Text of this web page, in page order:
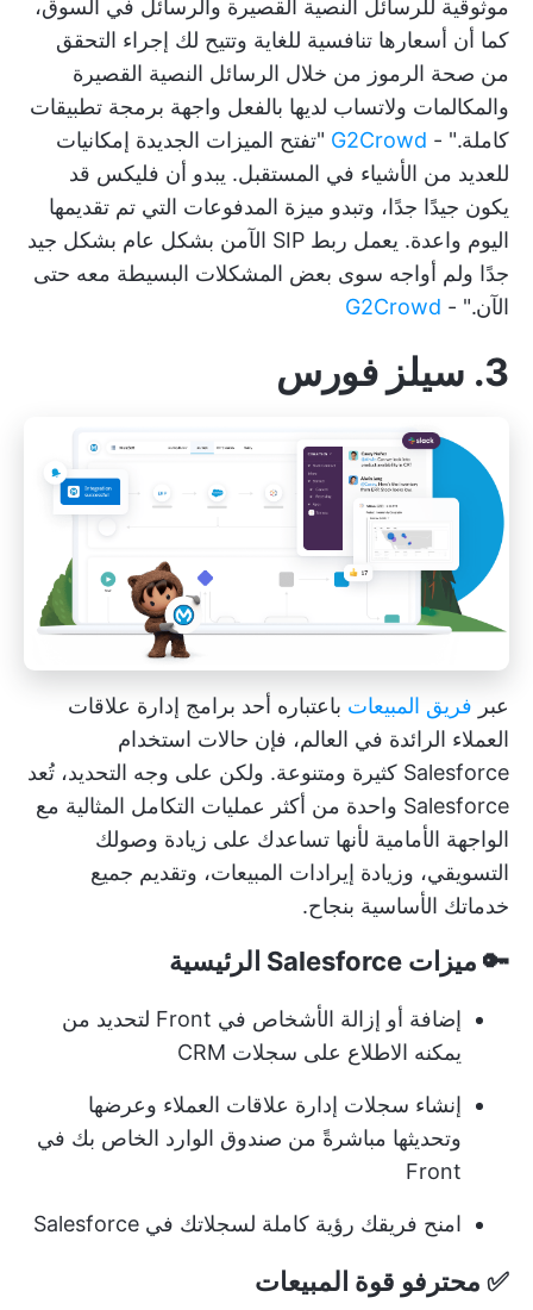
موثوقية للرسائل النصية القصيرة والرسائل في السوق،
كما أن أسعارها تنافسية للغاية وتتيح لك إجراء التحقق
من صحة الرموز من خلال الرسائل النصية القصيرة
والمكالمات ولاتساب لديها بالفعل واجهة برمجة تطبيقات
كاملة." - G2Crowd "تفتح الميزات الجديدة إمكانيات
للعديد من الأشياء في المستقبل. يبدو أن فليكس قد
يكون جيدًا جدًا، وتبدو ميزة المدفوعات التي تم تقديمها
اليوم واعدة. يعمل ربط SIP الآمن بشكل عام بشكل جيد
جدًا ولم أواجه سوى بعض المشكلات البسيطة معه حتى
الآن." - G2Crowd
3. سيلز فورس
عبر فريق المبيعات باعتباره أحد برامج إدارة علاقات
العملاء الرائدة في العالم، فإن حالات استخدام
Salesforce كثيرة ومتنوعة. ولكن على وجه التحديد، تُعد
Salesforce واحدة من أكثر عمليات التكامل المثالية مع
الواجهة الأمامية لأنها تساعدك على زيادة وصولك
التسويقي، وزيادة إيرادات المبيعات، وتقديم جميع
خدماتك الأساسية بنجاح.
🔑 ميزات Salesforce الرئيسية
إضافة أو إزالة الأشخاص في Front لتحديد من
يمكنه الاطلاع على سجلات CRM
إنشاء سجلات إدارة علاقات العملاء وعرضها
وتحديثها مباشرةً من صندوق الوارد الخاص بك في
Front
امنح فريقك رؤية كاملة لسجلاتك في Salesforce
✅ محترفو قوة المبيعات